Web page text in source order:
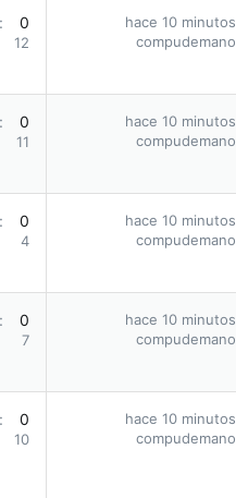
0
12
hace 10 minutos
compudemano
0
11
hace 10 minutos
compudemano
0
4
hace 10 minutos
compudemano
0
7
hace 10 minutos
compudemano
0
10
hace 10 minutos
compudemano